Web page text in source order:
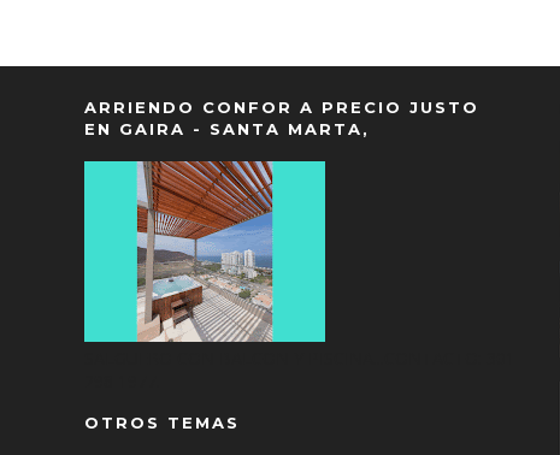
ARRIENDO CONFOR A PRECIO JUSTO
EN GAIRA - SANTA MARTA,
OTROS TEMAS